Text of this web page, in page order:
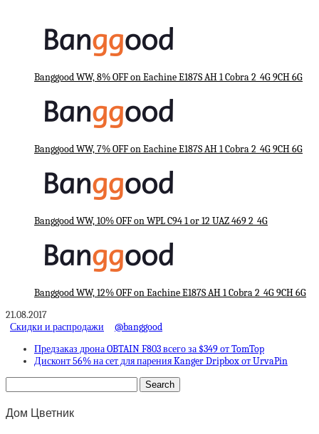
Banggood WW, 8% OFF on Eachine E187S AH 1 Cobra 2_4G 9CH 6G
Banggood WW, 7% OFF on Eachine E187S AH 1 Cobra 2_4G 9CH 6G
Banggood WW, 10% OFF on WPL C94 1 or 12 UAZ 469 2_4G
Banggood WW, 12% OFF on Eachine E187S AH 1 Cobra 2_4G 9CH 6G
21.08.2017
Скидки и распродажи
@banggood
Предзаказ дрона OBTAIN F803 всего за $349 от TomTop
Дисконт 56% на сет для парения Kanger Dripbox от UrvaPin
Дом Цветник